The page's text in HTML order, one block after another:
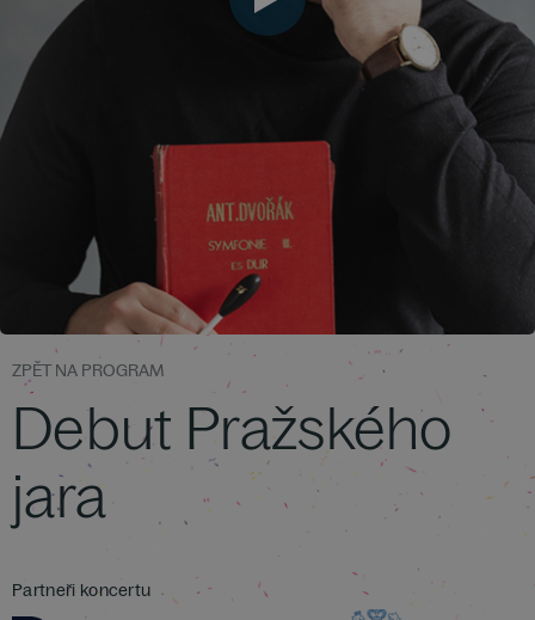
ZPĚT NA PROGRAM
Debut Pražského
jara
Partneři koncertu